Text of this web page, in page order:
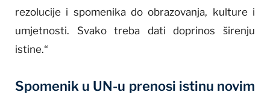
rezolucije i spomenika do obrazovanja, kulture i
umjetnosti. Svako treba dati doprinos širenju
istine.“
Spomenik u UN-u prenosi istinu novim